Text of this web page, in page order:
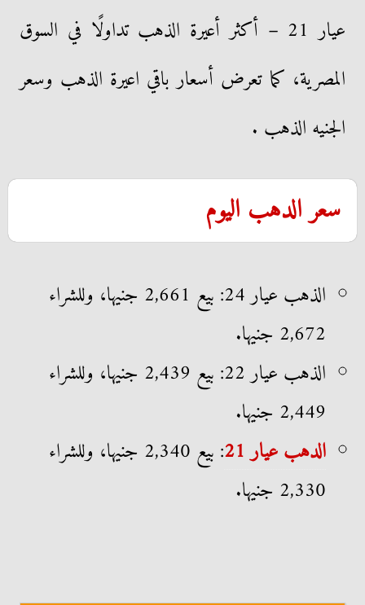
عيار 21 – أكثر أعيرة الذهب تداولًا في السوق
المصرية، كما تعرض أسعار باقي اعيرة الذهب وسعر
الجنيه الذهب .
سعر الدهب اليوم
الذهب عيار 24: بيع 2,661 جنيها، وللشراء
2,672 جنيها.
الذهب عيار 22: بيع 2,439 جنيها، وللشراء
2,449 جنيها.
الدهب عيار 21
: بيع 2,340 جنيها، وللشراء
2,330 جنيها.